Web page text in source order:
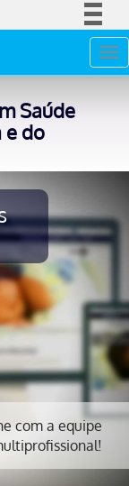
à informação
Saúde
e do
navegável em
detalhes